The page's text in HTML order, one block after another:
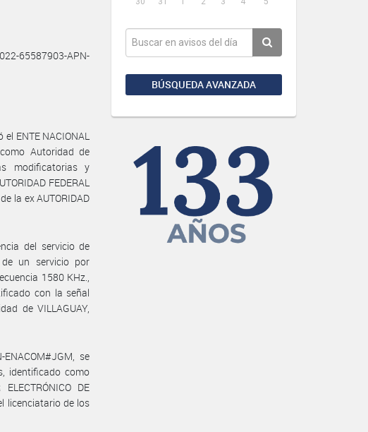
BÚSQUEDA AVANZADA
65587903-APN-
ENTE NACIONAL
Autoridad de
modificatorias y
FEDERAL
la ex AUTORIDAD
del servicio de
de un servicio por
1580 KHz.,
con la señal
de VILLAGUAY,
se
identificado como
DE
licenciatario de los